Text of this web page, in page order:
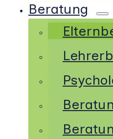
Beratung